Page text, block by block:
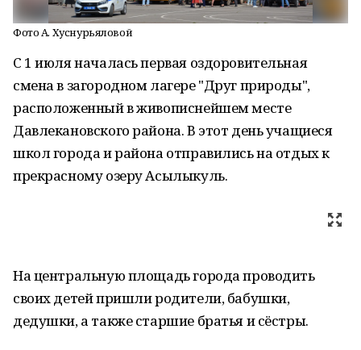
Фото А. Хуснурьяловой
С 1 июля началась первая оздоровительная
смена в загородном лагере "Друг природы",
расположенный в живописнейшем месте
Давлекановского района. В этот день учащиеся
школ города и района отправились на отдых к
прекрасному озеру Асылыкуль.
На центральную площадь города проводить
своих детей пришли родители, бабушки,
дедушки, а также старшие братья и сёстры.